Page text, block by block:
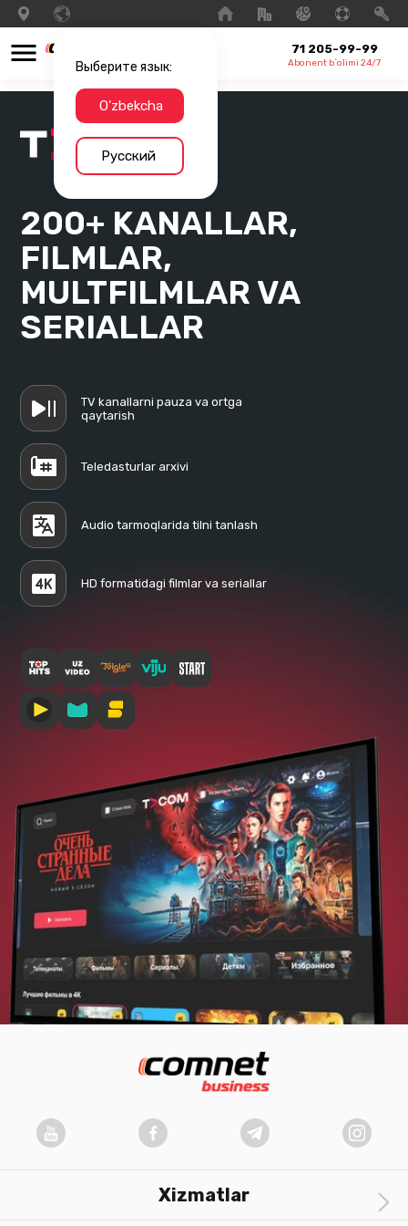
Выберите язык:
O'zbekcha
Русский
71 205-99-99
Abonent b`olimi 24/7
200+ KANALLAR,
FILMLAR,
MULTFILMLAR VA
SERIALLAR
TV kanallarni pauza va ortga
qaytarish
Teledasturlar arxivi
Audio tarmoqlarida tilni tanlash
HD formatidagi filmlar va seriallar
Xizmatlar